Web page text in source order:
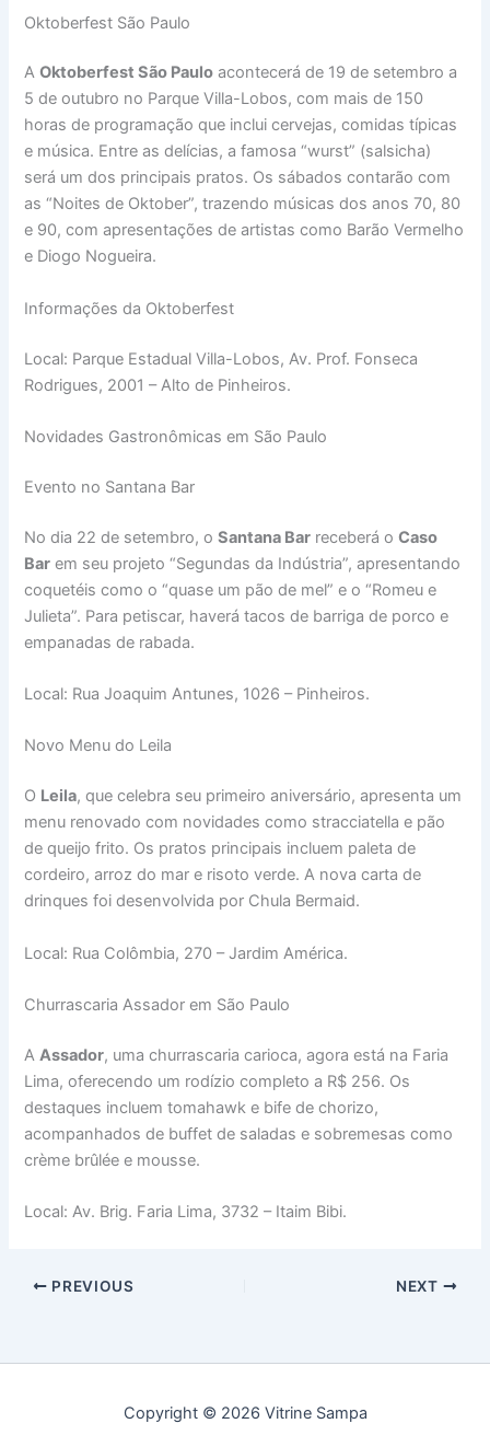
Oktoberfest São Paulo
AOktoberfest São Paulo acontecerá de 19 de setembro a
5 de outubro no Parque Villa-Lobos, com mais de 150
horas de programação que inclui cervejas, comidas típicas
e música. Entre as delícias, a famosa “wurst” (salsicha)
será um dos principais pratos. Os sábados contarão com
as “Noites de Oktober”, trazendo músicas dos anos 70, 80
e 90, com apresentações de artistas como Barão Vermelho
e Diogo Nogueira.
Informações da Oktoberfest
Local: Parque Estadual Villa-Lobos, Av. Prof. Fonseca
Rodrigues, 2001 – Alto de Pinheiros.
Novidades Gastronômicas em São Paulo
Evento no Santana Bar
No dia 22 de setembro, oSantana Bar receberá oCaso
Bar em seu projeto “Segundas da Indústria”, apresentando
coquetéis como o “quase um pão de mel” e o “Romeu e
Julieta”. Para petiscar, haverá tacos de barriga de porco e
empanadas de rabada.
Local: Rua Joaquim Antunes, 1026 – Pinheiros.
Novo Menu do Leila
O Leila, que celebra seu primeiro aniversário, apresenta um
menu renovado com novidades como stracciatella e pão
de queijo frito. Os pratos principais incluem paleta de
cordeiro, arroz do mar e risoto verde. A nova carta de
drinques foi desenvolvida por Chula Bermaid.
Local: Rua Colômbia, 270 – Jardim América.
Churrascaria Assador em São Paulo
AAssador, uma churrascaria carioca, agora está na Faria
Lima, oferecendo um rodízio completo a R$ 256. Os
destaques incluem tomahawk e bife de chorizo,
acompanhados de buffet de saladas e sobremesas como
crème brûlée e mousse.
Local: Av. Brig. Faria Lima, 3732 – Itaim Bibi.
PREVIOUS NEXT
Copyright © 2026 Vitrine Sampa